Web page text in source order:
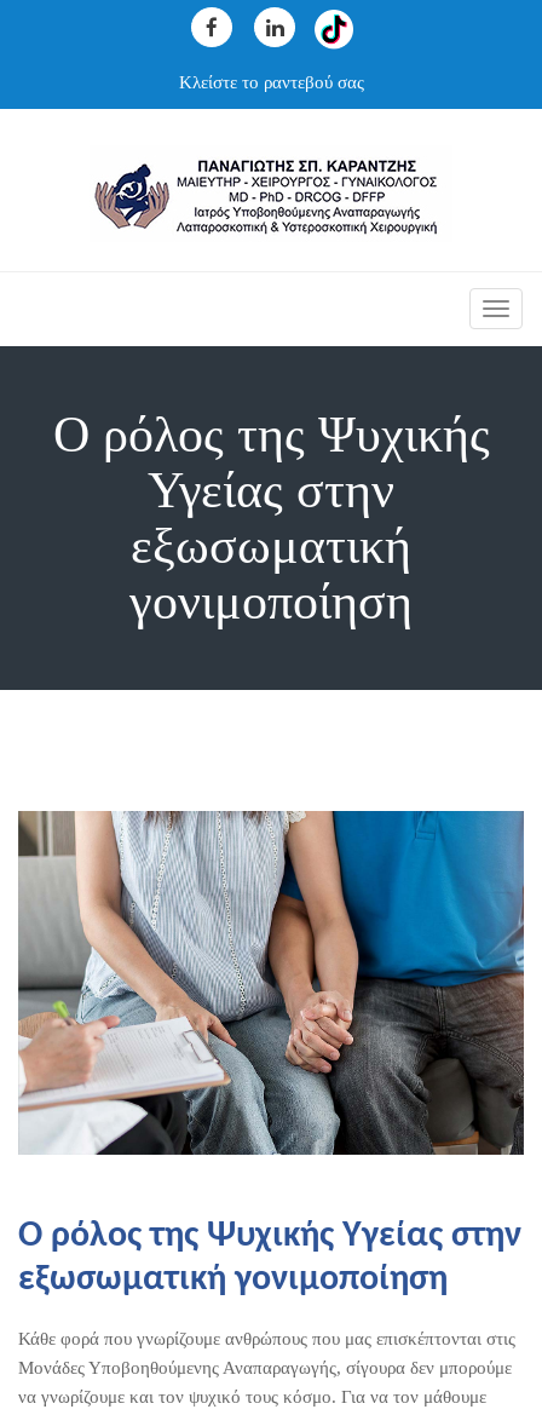
Κλείστε το ραντεβού σας
Ο ρόλος της Ψυχικής
Υγείας στην
εξωσωματική
γονιμοποίηση
Ο ρόλος της Ψυχικής Υγείας στην
εξωσωματική γονιμοποίηση
Κάθε φορά που γνωρίζουμε ανθρώπους που μας επισκέπτονται στις
Μονάδες Υποβοηθούμενης Αναπαραγωγής, σίγουρα δεν μπορούμε
να γνωρίζουμε και τον ψυχικό τους κόσμο. Για να τον μάθουμε